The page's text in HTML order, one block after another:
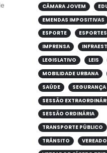
CÂMARA JOVEM
EMENDAS IMPOSITIVAS
ESPORTE
ESPORTES
IMPRENSA
LEGISLATIVO
LEIS
MOBILIDADE URBANA
SAÚDE
SEGURANÇA
SESSÃO
SESSÃO ORDINÁRIA
TRANSPORTE PÚBLICO
TRÂNSITO